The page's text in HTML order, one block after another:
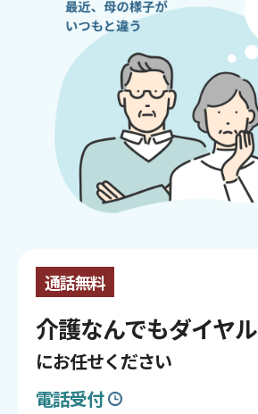
通話無料
介護なんでもダイヤル
にお任せください
電話受付